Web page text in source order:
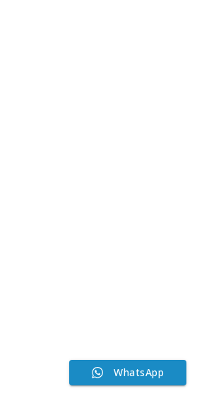
WhatsApp